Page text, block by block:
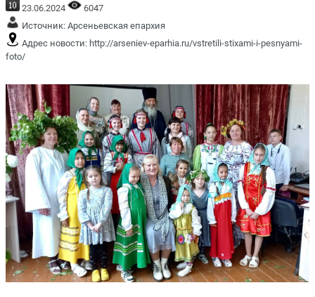
23.06.2024
6047
Источник: Арсеньевская епархия
Адрес новости: http://arseniev-eparhia.ru/vstretili-stixami-i-pesnyami-
foto/